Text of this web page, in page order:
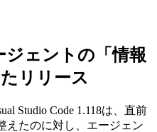
ジェントの「情報
リリース
Studio Code 1.118は、直前
えたのに対し、エージェン